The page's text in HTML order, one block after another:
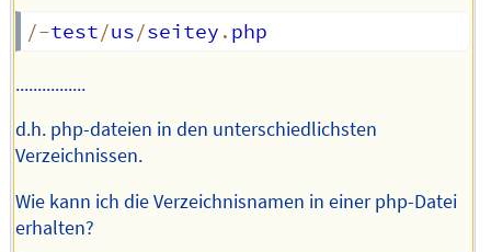
/-test/us/seitey .
................
d.h. php-dateien in den unterschiedlichsten
Verzeichnissen.
Wie kann ich die Verzeichnisnamen in einer php-Datei
erhalten?